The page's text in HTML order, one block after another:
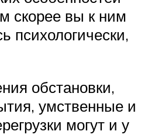
скорее вы к ним
психологически,
обстановки,
умственные и
могут и у